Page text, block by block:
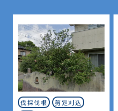
伐採伐根
剪定刈込